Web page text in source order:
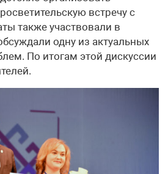
встречу с
также участвовали в
одну из актуальных
По итогам этой дискуссии